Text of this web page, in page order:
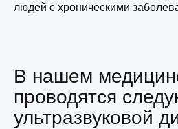
людей с хроническими
В нашем
проводятся
ультразвуковой